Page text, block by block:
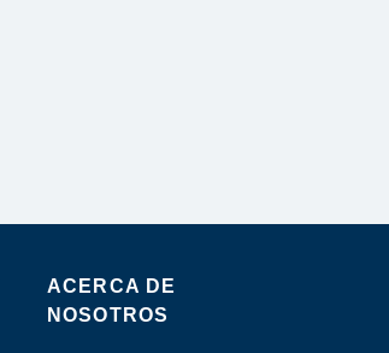
ACERCA DE
NOSOTROS